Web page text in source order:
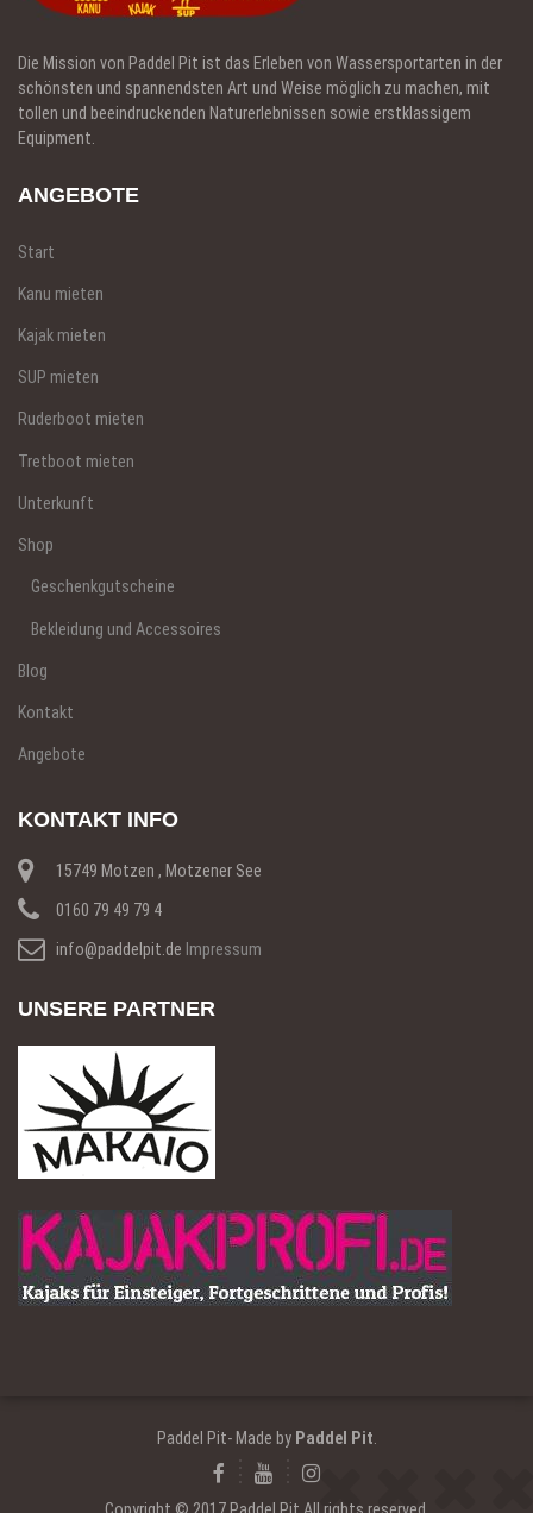
Die Mission von Paddel Pit ist das Erleben von Wassersportarten in der
schönsten und spannendsten Art und Weise möglich zu machen, mit
tollen und beeindruckenden Naturerlebnissen sowie erstklassigem
Equipment.
ANGEBOTE
Start
Kanu mieten
Kajak mieten
SUP mieten
Ruderboot mieten
Tretboot mieten
Unterkunft
Shop
Geschenkgutscheine
Bekleidung und Accessoires
Blog
Kontakt
Angebote
KONTAKT INFO
15749 Motzen , Motzener See
0160 79 49 79 4
info@paddelpit.de Impressum
UNSERE PARTNER
Paddel Pit- Made by Paddel Pit
Copyright © 2017 Paddel Pit All rights reserved.